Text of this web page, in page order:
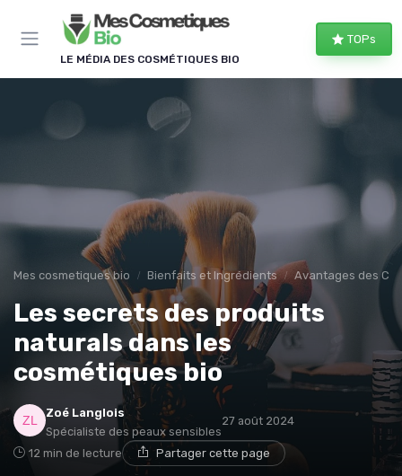
LE MÉDIA DES COSMÉTIQUES BIO
TOPs
Mes cosmetiques bio Bienfaits et Ingrédients Avantages des
Les secrets des produits
naturals dans les
cosmétiques bio
Zoé Langlois
Spécialiste des peaux sensibles
27 août 2024
12 min de lecture Partager cette page
Panneau de gestion des cookies